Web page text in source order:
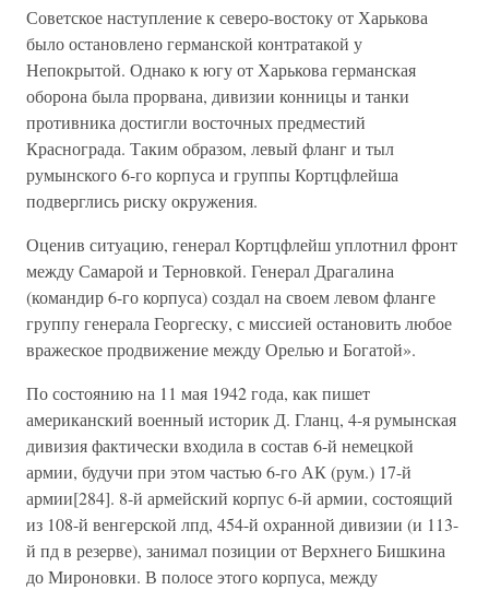
Советское наступление к северо-востоку от Харькова
было остановлено германской контратакой у
Непокрытой. Однако к югу от Харькова германская
оборона была прорвана, дивизии конницы и танки
противника достигли восточных предместий
Краснограда. Таким образом, левый фланг и тыл
румынского 6-го корпуса и группы Кортцфлейша
подверглись риску окружения.
Оценив ситуацию, генерал Кортцфлейш уплотнил фронт
между Самарой и Терновкой. Генерал Драгалина
(командир 6-го корпуса) создал на своем левом фланге
группу генерала Георгеску, с миссией остановить любое
вражеское продвижение между Орелью и Богатой».
По состоянию на 11 мая 1942 года, как пишет
американский военный историк Д. Гланц, 4-я румынская
дивизия фактически входила в состав 6-й немецкой
армии, будучи при этом частью 6-го АК (рум.) 17-й
армии[284]. 8-й армейский корпус 6-й армии, состоящий
из 108-й венгерской лпд, 454-й охранной дивизии (и 113-
й пд в резерве), занимал позиции от Верхнего Бишкина
до Мироновки. В полосе этого корпуса, между